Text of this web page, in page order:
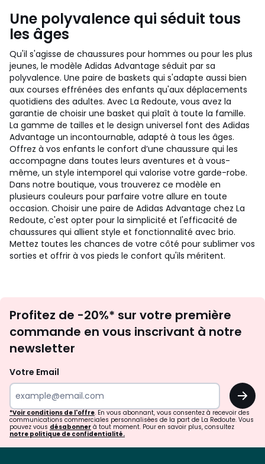
Une polyvalence qui séduit tous
les âges
Qu'il s'agisse de chaussures pour hommes ou pour les plus
jeunes, le modèle Adidas Advantage séduit par sa
polyvalence. Une paire de baskets qui s'adapte aussi bien
aux courses effrénées des enfants qu'aux déplacements
quotidiens des adultes. Avec La Redoute, vous avez la
garantie de choisir une basket qui plaît à toute la famille.
La gamme de tailles et le design universel font des Adidas
Advantage un incontournable, adapté à tous les âges.
Offrez à vos enfants le confort d’une chaussure qui les
accompagne dans toutes leurs aventures et à vous-
même, un style intemporel qui valorise votre garde-robe.
Dans notre boutique, vous trouverez ce modèle en
plusieurs couleurs pour parfaire votre allure en toute
occasion. Choisir une paire de Adidas Advantage chez La
Redoute, c'est opter pour la simplicité et l'efficacité de
chaussures qui allient style et fonctionnalité avec brio.
Mettez toutes les chances de votre côté pour sublimer vos
sorties et offrir à vos pieds le confort qu'ils méritent.
newsletter
Profitez de -20%* sur votre première
commande en vous inscrivant à notre
newsletter
Votre Email
OK
*Voir conditions de l'offre. En vous abonnant, vous consentez à recevoir des
communications commerciales personnalisées de la part de La Redoute. Vous
pouvez vous désabonner à tout moment. Pour en savoir plus, consultez
notre politique de confidentialité.